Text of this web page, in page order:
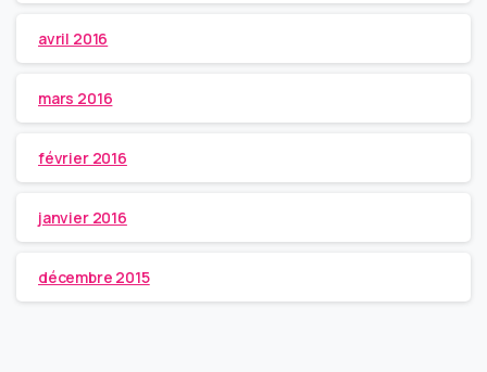
avril 2016
mars 2016
février 2016
janvier 2016
décembre 2015